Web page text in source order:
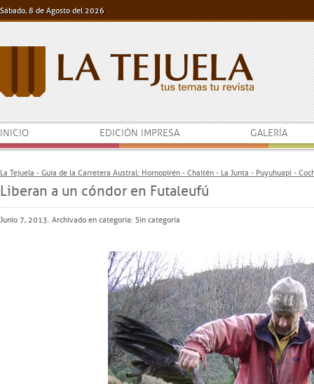
Sábado, 8 de Agosto del 2026
INICIO EDICIÓN IMPRESA GALERÍA
La Tejuela - Guía de la Carretera Austral: Hornopirén - Chaitén - La Junta - Puyuhuapi -
Liberan a un cóndor en Futaleufú
Junio 7, 2013. Archivado en categoría: Sin categoría